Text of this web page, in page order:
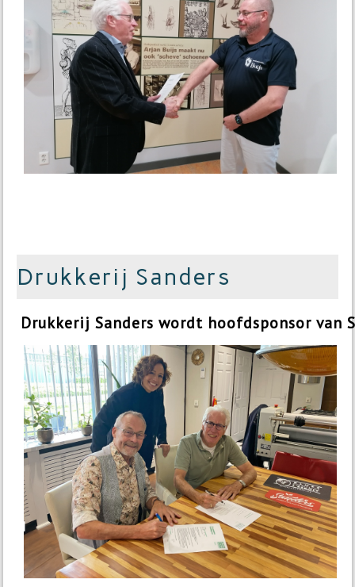
Drukkerij Sanders
Drukkerij Sanders wordt hoofdsponsor van